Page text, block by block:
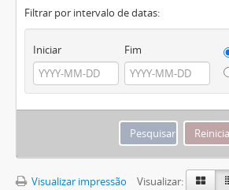
Filtrar por intervalo de datas:
Iniciar Fim
Visualizar impressão
Visualizar: